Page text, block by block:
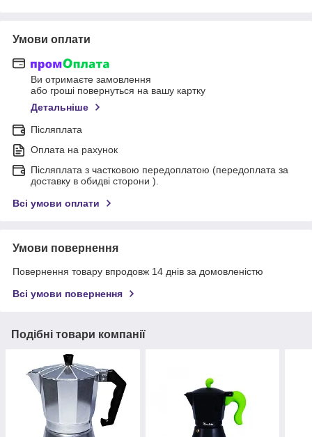
Умови оплати
Ви отримаєте замовлення
або гроші повернуться на вашу картку
Детальніше
Післяплата
Оплата на рахунок
Післяплата з частковою передоплатою (передоплата за
доставку в обидві сторони ).
Всі умови оплати
Умови повернення
Повернення товару впродовж 14 днів за домовленістю
Всі умови повернення
Подібні товари компанії